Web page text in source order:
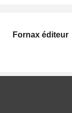
Fornax éditeur